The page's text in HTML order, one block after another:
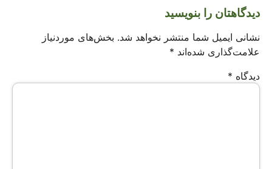
دیدگاهتان را بنویسید
نشانی ایمیل شما منتشر نخواهد شد. بخش‌های موردنیاز
علامت‌گذاری شده‌اند *
دیدگاه *